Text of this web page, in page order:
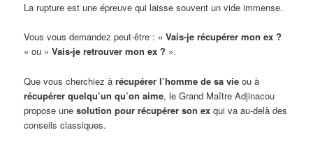
La rupture est une épreuve qui laisse souvent un vide immense.
Vous vous demandez peut-être : «Vais-je récupérer mon ex ?
» ou «Vais-je retrouver mon ex ? ».
Que vous cherchiez àrécupérer l’homme de sa vie ou à
récupérer quelqu’un qu’on aime, le Grand Maître Adjinacou
propose unesolution pour récupérer son ex qui va au-delà des
conseils classiques.